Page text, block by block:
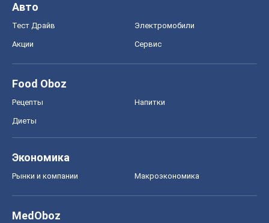
Авто
Тест Драйв Электромобили
Акции Сервис
Food Oboz
Рецепты Напитки
Диеты
Экономика
Рынки и компании Mакроэкономика
MedOboz